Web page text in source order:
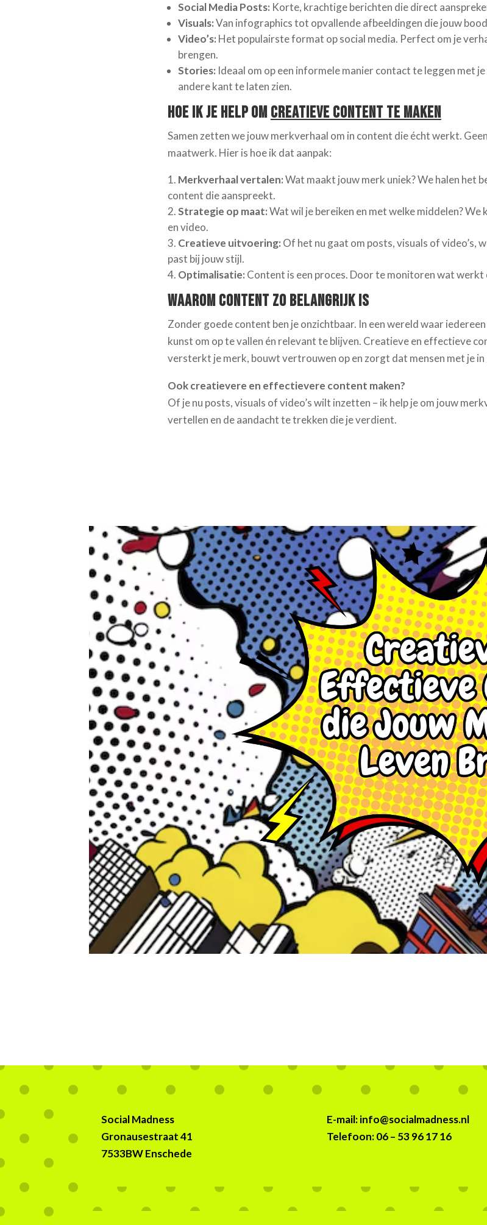
Social Media Posts: Korte, krachtige berichten die direct
Visuals:Van infographics tot opvallende afbeeldingen die jouw
Video’s: Het populairste format op social media. Perfect om je
brengen.
Stories: Ideaal om op een informele manier contact te leggen met
andere kant te laten zien.
Hoe Ik Je Help omCreatieve Content te Maken
Samen zetten we jouw merkverhaal om in content die écht werkt.
maatwerk. Hier is hoe ik dat aanpak:
Merkverhaal vertalen:Wat maakt jouw merk uniek? We halen het
content die aanspreekt.
Strategie op maat:Wat wil je bereiken en met welke middelen?
en video.
Creatieve uitvoering: Of het nu gaat om posts, visuals of video’s,
past bij jouw stijl.
Optimalisatie: Content is een proces. Door te monitoren wat
Waarom Content Zo Belangrijk Is
Zonder goede content ben je onzichtbaar. In een wereld waar
kunst om op te vallen én relevant te blijven. Creatieve en effectieve
versterkt je merk, bouwt vertrouwen op en zorgt dat mensen met je in
Ook creatievere en effectievere content maken?
Of je nu posts, visuals of video’s wilt inzetten – ik help je om jouw
vertellen en de aandacht te trekken die je verdient.
Social Madness
Gronausestraat 41
7533BW Enschede
E-mail: info@socialmadness.nl
Telefoon: 06 – 53 96 17 16